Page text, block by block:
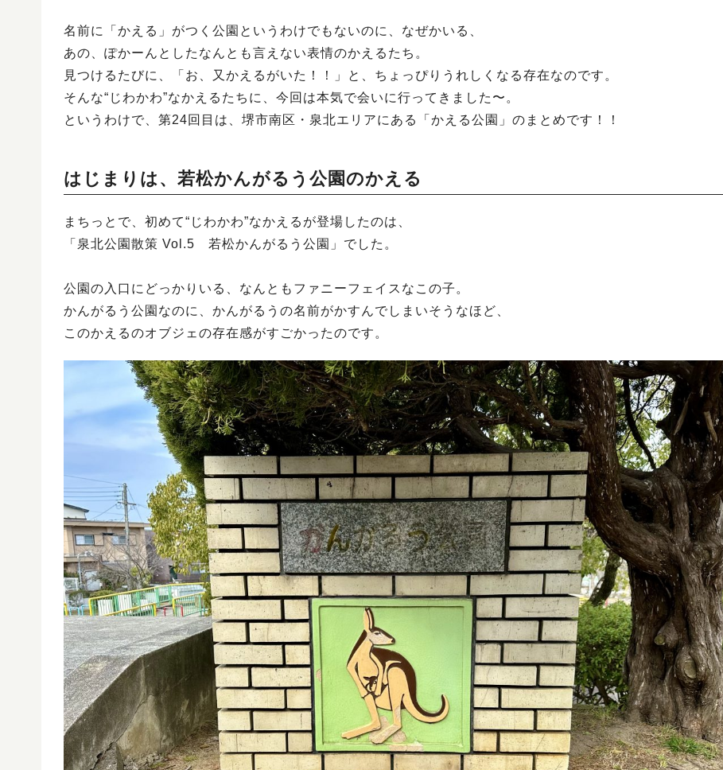
名前に「かえる」がつく公園というわけでもないのに、なぜかいる、
あの、ぽかーんとしたなんとも言えない表情のかえるたち。
見つけるたびに、「お、又かえるがいた！！」と、ちょっぴりうれしくなる存在なのです。
そんな“じわかわ”なかえるたちに、今回は本気で会いに行ってきました〜。
というわけで、第24回目は、堺市南区・泉北エリアにある「かえる公園」のまとめです！！
はじまりは、若松かんがるう公園のかえる
まちっとで、初めて“じわかわ”なかえるが登場したのは、
「泉北公園散策 Vol.5 若松かんがるう公園」でした。
公園の入口にどっかりいる、なんともファニーフェイスなこの子。
かんがるう公園なのに、かんがるうの名前がかすんでしまいそうなほど、
このかえるのオブジェの存在感がすごかったのです。